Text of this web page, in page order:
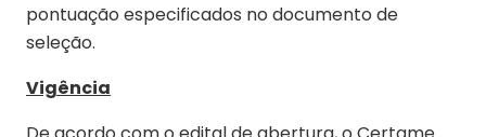
pontuação especificados no documento de
seleção.
Vigência